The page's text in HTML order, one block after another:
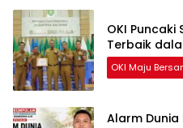
OKI Puncaki
Terbaik
OKI Maju
Alarm Dunia